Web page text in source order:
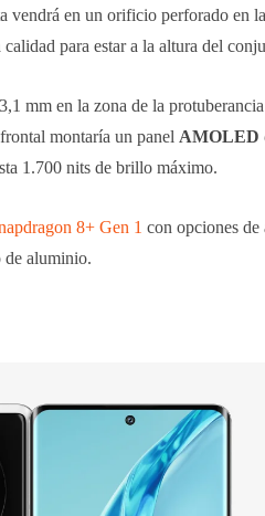
en un orificio perforado en
para estar a la altura del
mm en la zona de la protuberancia
montaría un panel AMOLED
1.700 nits de brillo máximo.
8+ Gen 1 con opciones
de aluminio.